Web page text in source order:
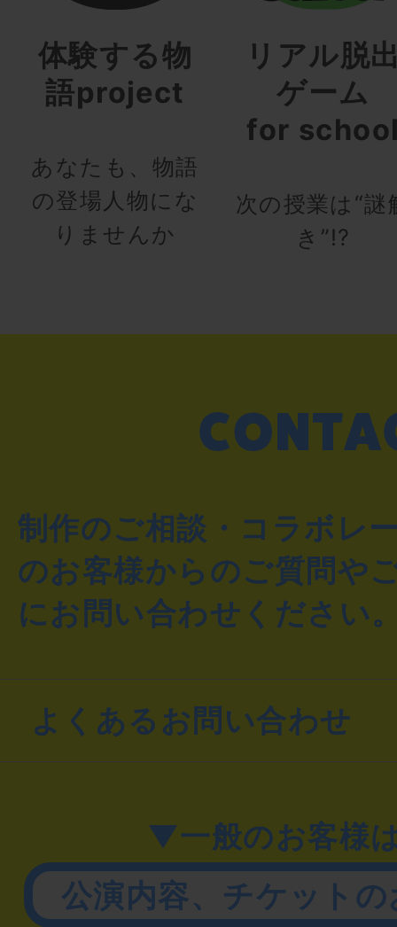
体験する物
語project
あなたも、物語
の登場人物にな
りませんか
リアル脱
ゲーム
for
次の授業は“謎
き”!?
制作のご相談・コラボレ
のお客様からのご質問や
にお問い合わせください
よくあるお問い合わせ
▼一般のお客様
公演内容、チケット